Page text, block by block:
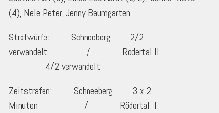
(4), Nele Peter, Jenny Baumgarten
Strafwürfe: Schneeberg 2/2
verwandelt / Rödertal II
4/2 verwandelt
Zeitstrafen: Schneeberg 3 x 2
Minuten / Rödertal II